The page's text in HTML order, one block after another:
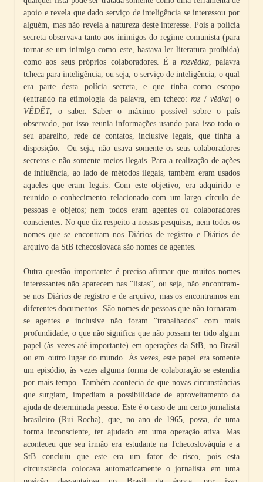
apoio e revela que dado serviço de inteligência se interessou por
alguém, mas não revela a natureza deste interesse. Pois a polícia
secreta observava tanto aos inimigos do regime comunista (para
tornar-se um inimigo como este, bastava ler literatura proibida)
como aos seus próprios colaboradores. É a rozvědka, palavra
tcheca para inteligência, ou seja, o serviço de inteligência, o qual
era parte desta polícia secreta, e que tinha como escopo
(entrando na etimologia da palavra, em tcheco:roz / vědka) o
VĚDĚT, o saber. Saber o máximo possível sobre o país
observado, por isso reunia informações usando para isso todo o
seu aparelho, rede de contatos, inclusive legais, que tinha a
disposição. Ou seja, não usava somente os seus colaboradores
secretos e não somente meios ilegais. Para a realização de ações
de influência, ao lado de métodos ilegais, também eram usados
aqueles que eram legais. Com este objetivo, era adquirido e
reunido o conhecimento relacionado com um largo círculo de
pessoas e objetos; nem todos eram agentes ou colaboradores
conscientes. No que diz respeito a nossas pesquisas, nem todos os
nomes que se encontram nos Diários de registro e Diários de
arquivo da StB tchecoslovaca são nomes de agentes.
Outra questão importante: é preciso afirmar que muitos nomes
interessantes não aparecem nas “listas”, ou seja, não encontram-
se nos Diários de registro e de arquivo, mas os encontramos em
diferentes documentos. São nomes de pessoas que não tornaram-
se agentes e inclusive não foram “trabalhados” com mais
profundidade, o que não significa que não possam ter tido algum
papel (às vezes até importante) em operações da StB, no Brasil
ou em outro lugar do mundo. Às vezes, este papel era somente
um episódio, às vezes alguma forma de colaboração se estendia
por mais tempo. Também acontecia de que novas circunstâncias
que surgiam, impediam a possibilidade de aproveitamento da
ajuda de determinada pessoa. Este é o caso de um certo jornalista
brasileiro (Rui Rocha), que, no ano de 1965, possa, de uma
forma inconsciente, ter ajudado em uma operação ativa. Mas
aconteceu que seu irmão era estudante na Tchecoslováquia e a
StB concluiu que este era um fator de risco, pois esta
circunstância colocava automaticamente o jornalista em uma